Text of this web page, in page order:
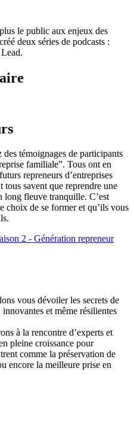
le public aux enjeux des
deux séries de podcasts :
des témoignages de participants
familiale”. Tous ont en
repreneurs d’entreprises
savent que reprendre une
long fleuve tranquille. C’est
choix de se former et qu’ils vous
2 - Génération repreneur
vous dévoiler les secrets de
et même résilientes
à la rencontre d’experts et
pleine croissance pour
comme la préservation de
encore la meilleure prise en